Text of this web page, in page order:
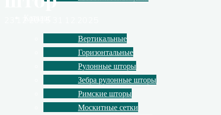
Вертикальные
Горизонтальные
Рулонные шторы
Зебра рулонные шторы
Римские шторы
Москитные сетки